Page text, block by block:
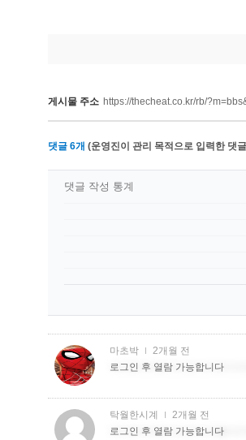
게시물 주소 https://thecheat.co.kr/rb/
댓글 6개 (운영진이 관리 목적으로 입력한 댓
댓글 작성 통계